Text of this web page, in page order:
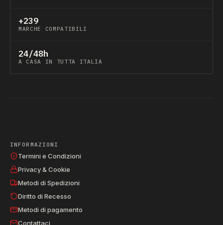
+239
MARCHE COMPATIBILI
24/48h
A CASA IN TUTTA ITALIA
INFORMAZIONI
Termini e Condizioni
Privacy & Cookie
Metodi di Spedizioni
Diritto di Recesso
Metodi di pagamento
Contattaci